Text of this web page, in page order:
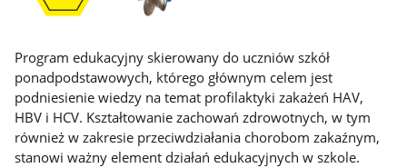
Program edukacyjny skierowany do uczniów szkół
ponadpodstawowych, którego głównym celem jest
podniesienie wiedzy na temat profilaktyki zakażeń HAV,
HBV i HCV. Kształtowanie zachowań zdrowotnych, w tym
również w zakresie przeciwdziałania chorobom zakaźnym,
stanowi ważny element działań edukacyjnych w szkole.